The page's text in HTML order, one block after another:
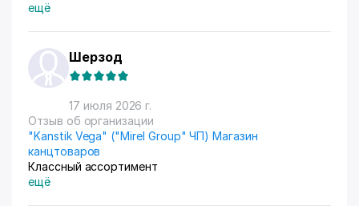
Владимировны 90% болячек ушло, сейчас
ещё
Шерзод
17 июля 2026 г.
Отзыв об организации
"Kanstik Vega" ("Mirel Group" ЧП) Магазин
канцтоваров
Классный ассортимент
ещё